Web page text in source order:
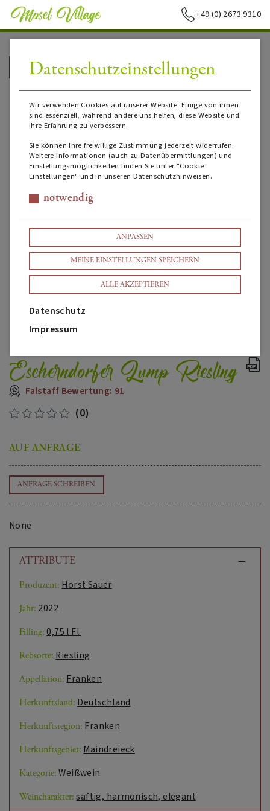
+49 (0) 2673 9310
ZURÜCK ZUR STARTSEITE
Escherndorfer Lump Riesling
Falstaff Bewertung: 91
(0)
AUF ANFRAGE
ANFRAGE SCHREIBEN
None
ATTRIBUTE
Produzent: Horst Sauer
Jahr: 2022
Filling: 0,75 l Fl.
Rebsorte: Riesling
Appellation: Franken
Herkunftsland: Deutschland
Herkunftsregion: Franken
Herkunftsgebiet: Maindreieck
Kategorie: Weißwein
Weincharakter: saftig, harmonisch, elegant
Datenschutzeinstellungen
Wir verwenden Cookies auf unserer Website. Einige von ihnen
sind essenziell, während andere uns helfen, diese Website und
Ihre Erfahrung zu verbessern.
Sie können Ihre freiwillige Zustimmung jederzeit widerrufen.
Weitere Informationen (auch zu Datenübermittlungen) und
Einstellungsmöglichkeiten finden Sie unter "Cookie
Einstellungen" und in unseren Datenschutzhinweisen.
notwendig
ANPASSEN
MEINE EINSTELLUNGEN SPEICHERN
ALLE AKZEPTIEREN
Datenschutz
Impressum